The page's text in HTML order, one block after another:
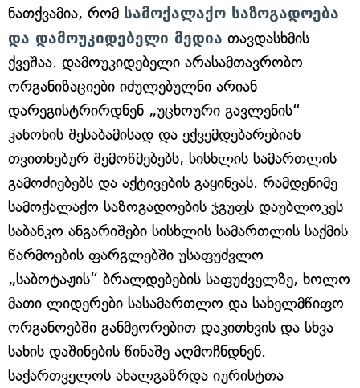
ნათქვამია, რომ სამოქალაქო საზოგადოება
და დამოუკიდებელი მედია თავდასხმის
ქვეშაა. დამოუკიდებელი არასამთავრობო
ორგანიზაციები იძულებულნი არიან
დარეგისტრირდნენ „უცხოური გავლენის“
კანონის შესაბამისად და ექვემდებარებიან
თვითნებურ შემოწმებებს, სისხლის სამართლის
გამოძიებებს და აქტივების გაყინვას. რამდენიმე
სამოქალაქო საზოგადოების ჯგუფს დაუბლოკეს
საბანკო ანგარიშები სისხლის სამართლის საქმის
წარმოების ფარგლებში უსაფუძვლო
„საბოტაჟის“ ბრალდებების საფუძველზე, ხოლო
მათი ლიდერები სასამართლო და სახელმწიფო
ორგანოებში განმეორებით დაკითხვის და სხვა
სახის დაშინების წინაშე აღმოჩნდნენ.
საქართველოს ახალგაზრდა იურისტთა